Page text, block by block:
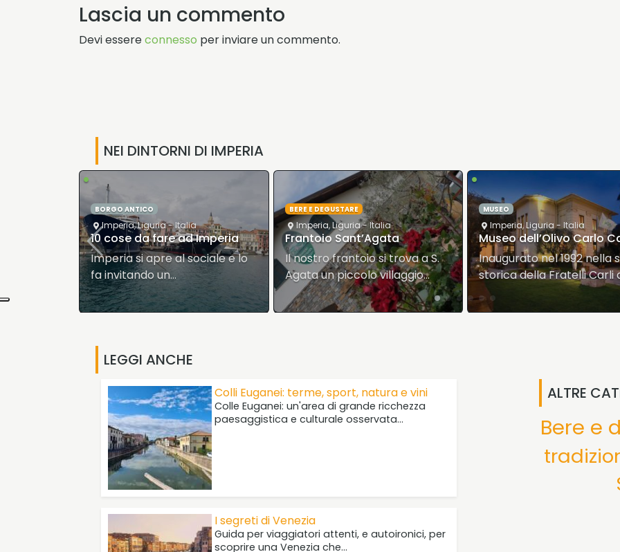
Lascia un commento
Devi essereconnesso per inviare un commento.
NEI DINTORNI DI IMPERIA
BERE E DEGUSTARE
Imperia,Liguria- Italia
Frantoio Sant’Agata
Il nostro frantoio si trova a S.
Agata un piccolo villaggio…
•
MUSEO
Imperia,Liguria- Italia
Museo dell’Olivo Carlo Carli
Inaugurato nel 1992 nella sede
storica della Fratelli Carli di…
•
EDIFICIO STORICO MUSEO
Imperia,Liguria - Italia
Villa Grock
Adrien Wettach, nato a
Reconvilier, (Svizzera), il 10
gennaio del…
LEGGI ANCHE
Colli Euganei: terme, sport, natura e vini
Colle Euganei: un'area di grande ricchezza
paesaggistica e culturale osservata…
I segreti di Venezia
Guida per viaggiatori attenti, e autoironici, per
scoprire una Venezia che…
ALTRE
Bere e